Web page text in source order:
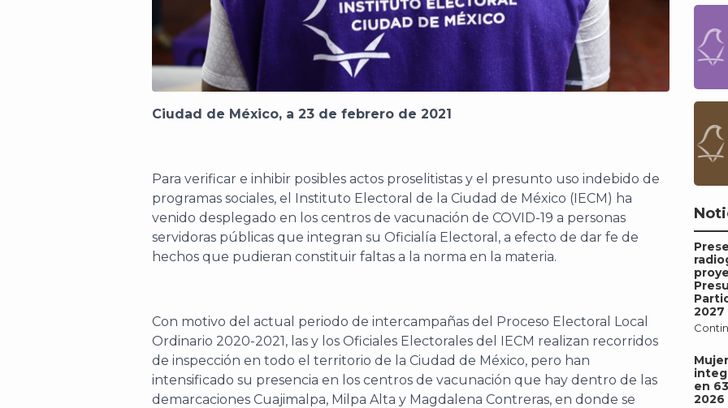
Ciudad de México, a 23 de febrero de 2021
Para verificar e inhibir posibles actos proselitistas y el presunto uso indebido de
programas sociales, el Instituto Electoral de la Ciudad de México (IECM) ha
venido desplegado en los centros de vacunación de COVID-19 a personas
servidoras públicas que integran su Oficialía Electoral, a efecto de dar fe de
hechos que pudieran constituir faltas a la norma en la materia.
Con motivo del actual periodo de intercampañas del Proceso Electoral Local
Ordinario 2020-2021, las y los Oficiales Electorales del IECM realizan recorridos
de inspección en todo el territorio de la Ciudad de México, pero han
intensificado su presencia en los centros de vacunación que hay dentro de las
demarcaciones Cuajimalpa, Milpa Alta y Magdalena Contreras, en donde se
2027
en
2026